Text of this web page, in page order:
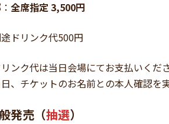
全席指定 3,500円
ドリンク代500円
ンク代は当日会場にてお支払いくださ
、チケットのお名前との本人確認を実
発売（抽選）